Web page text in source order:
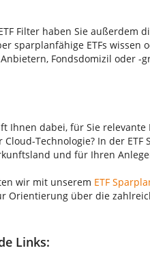
Filter haben Sie außerdem
sparplanfähige ETFs wissen
Anbietern, Fondsdomizil oder
Ihnen dabei, für Sie
Cloud-Technologie? In der
und für Ihren
wir mit unserem ETF
Orientierung über die
Links: